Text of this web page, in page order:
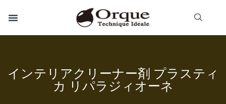
インテリアクリーナー剤 プラスティ
カ リパラジィオーネ